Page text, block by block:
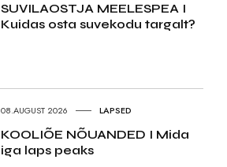
SUVILAOSTJA MEELESPEA I
Kuidas osta suvekodu targalt?
08.AUGUST 2026 LAPSED
KOOLIÕE NÕUANDED I Mida
iga laps peaks